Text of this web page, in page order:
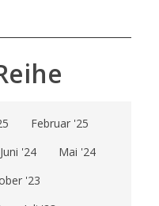
Februar '25
Juni '24
Mai '24
'23